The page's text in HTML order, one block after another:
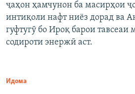
ҷаҳон ҳамчунон ба масирҳои
интиқоли нафт ниёз дорад ва
гуфтугӯ бо Ироқ барои тавсеаи
содироти энержӣ аст.
Идома